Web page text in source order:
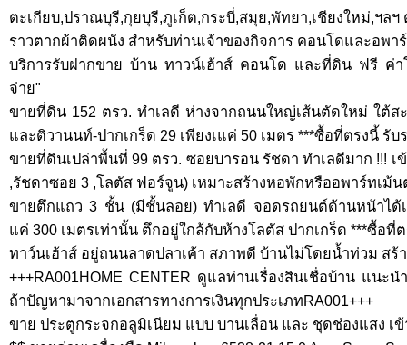
ตะเกียบ,ปราณบุรี,กุยบุรี,ภูเก็ต,กระบี่,สมุย,พัทยา,เชียงใหม่,ฯล
ราวตากผ้าติดผนัง สำหรับท่านเจ้าของกิจการ คอนโดและอพา
บริการรับฝากขาย บ้าน ทาวน์เฮ้าส์ คอนโด และที่ดิน ฟรี ค่
จ่าย"
ขายที่ดิน 152 ตรว. ทำเลดี ห่างจากถนนใหญ่เส้นตัดใหม่ ใต้
และติวานนท์-ปากเกร็ด 29 เพียงเแค่ 50 เมตร ***ซื้อที่ตรงนี้ รั
ขายที่ดินเปล่าพื้นที่ 99 ตรว. ซอยบารอน รัชดา ทำเลดีมาก !!!
,รัชดาซอย 3 ,โลตัส ฟอร์จูน) เหมาะสร้างหอพักหรืออพาร์ทเม้น
ขายตึกแถว 3 ชั้น (มีชั้นลอย) ทำเลดี จอดรถยนต์ด้านหน้าได้
แค่ 300 เมตรเท่านั้น ตึกอยู่ใกล้กับห้างโลตัส ปากเกร็ด ***ซื้อ
ทาว์นเฮ้าส์ อยู่ถนนลาดปลาเค้า สภาพดี บ้านไม่โดยน้ำท่วม สร้
+++RA001HOME CENTER ดูแลท่านเรื่องสินเชื่อบ้าน แนะ
ถ้าปัญหามาจากเอกสารทางการเงินทุกประเภทRA001+++
ขาย ประตูกระจกอลูมิเนียม แบบ บานเลื่อน และ ชุดช่องแสง เ